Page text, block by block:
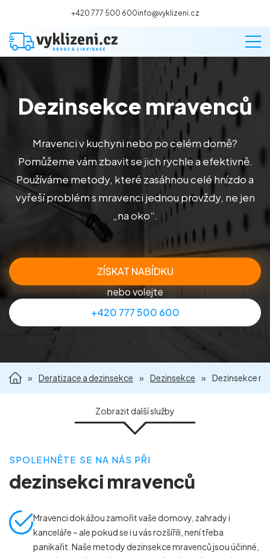
+420 777 500 600info@vyklizeni.cz
Vyklízení
Stěhování
Malování
Deratizace a dezinsekce
Příprava nemovitostí na prodej
Dezinsekce mravenců
Mravenci v kuchyni nebo po celém domě?
Pomůžeme vám zbavit se jich rychle a efektivně.
Používáme metody, které zasáhnou celé hnízdo a
vyřeší problém s mravenci jednou provždy, ne jen
„na oko“.
ZÍSKAT NABÍDKU
nebo volejte
+420 777 500 600
» Deratizace a dezinsekce » Dezinsekce » Dezinsekce
Zobrazit další služby
DEZINSEKCE BLECH DEZINSEKCE MOLŮ
DEZINSEKCE MRAVENCŮ DEZINSEKCE MUCH
DEZINSEKCE OSTATNÍHO HMYZU
DEZINSEKCE ROZTOČŮ DEZINSEKCE RYBENEK
SPOLEHNĚTE SE NA NÁS PŘI
dezinsekci mravenců
Mravenci dokážou zamořit vaše domovy, zahrady i
kanceláře – ale pokud se i u vás rozšířili, není třeba
panikařit. Naše metody dezinsekce mravenců jsou účinné,